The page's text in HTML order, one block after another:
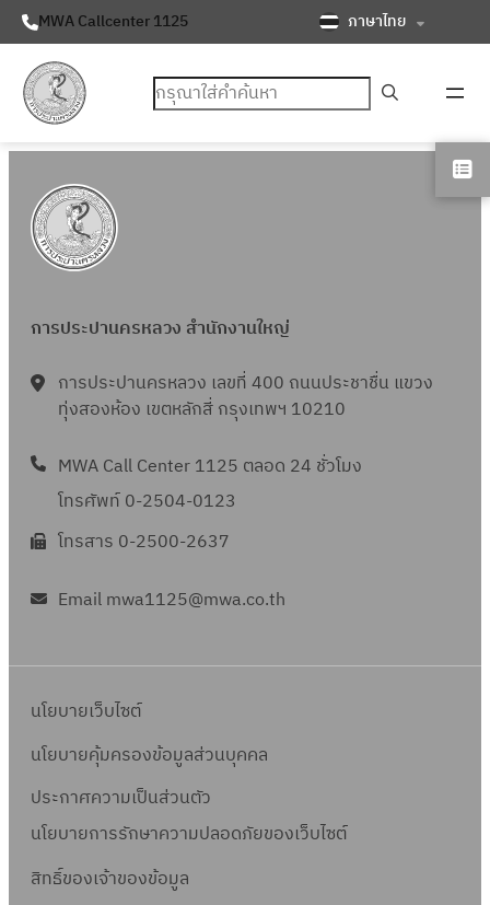
MWA Callcenter 1125 ภาษาไทย
ค้นหา
การประปานครหลวง สำนักงานใหญ่
การประปานครหลวง เลขที่ 400 ถนนประชาชื่น แขวง
ทุ่งสองห้อง เขตหลักสี่ กรุงเทพฯ 10210
MWA Call Center 1125 ตลอด 24 ชั่วโมง
โทรศัพท์ 0-2504-0123
โทรสาร 0-2500-2637
Email mwa1125@mwa.co.th
นโยบายเว็บไซต์
นโยบายคุ้มครองข้อมูลส่วนบุคคล
ประกาศความเป็นส่วนตัว
นโยบายการรักษาความปลอดภัยของเว็บไซต์
สิทธิ์ของเจ้าของข้อมูล